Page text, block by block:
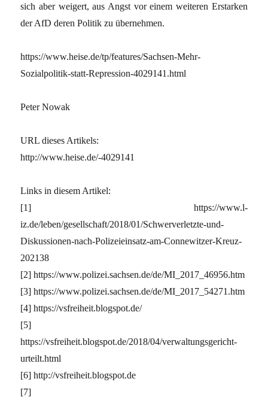
sich aber weigert, aus Angst vor einem weiteren Erstarken
der AfD deren Politik zu übernehmen.
https://www.heise.de/tp/features/Sachsen-Mehr-
Sozialpolitik-statt-Repression-4029141.html
Peter Nowak
URL dieses Artikels:
http://www.heise.de/-4029141
Links in diesem Artikel:
[1] https://www.l-
iz.de/leben/gesellschaft/2018/01/Schwerverletzte-und-
Diskussionen-nach-Polizeieinsatz-am-Connewitzer-Kreuz-
202138
[2] https://www.polizei.sachsen.de/de/MI_2017_46956.htm
[3] https://www.polizei.sachsen.de/de/MI_2017_54271.htm
[4] https://vsfreiheit.blogspot.de/
[5]
https://vsfreiheit.blogspot.de/2018/04/verwaltungsgericht-
urteilt.html
[6] http://vsfreiheit.blogspot.de
[7]